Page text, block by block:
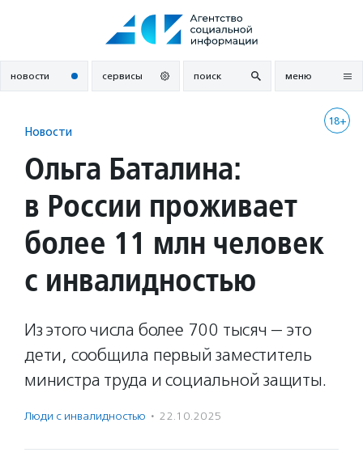
новости сервисы поиск меню
18+
Новости
Ольга Баталина:
в России проживает
более 11 млн человек
с инвалидностью
Из этого числа более 700 тысяч — это
дети, сообщила первый заместитель
министра труда и социальной защиты.
Люди с инвалидностью · 22.10.2025